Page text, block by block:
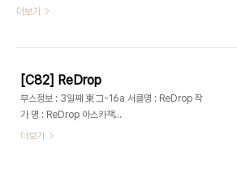
타카네 책
더보기
[C82] ReDrop
부스정보 : 3일째 東コ-16a 서클명 : ReDrop 작
가 명 : ReDrop 아스카책
http://redrop.luv.raindrop.jp/
더보기